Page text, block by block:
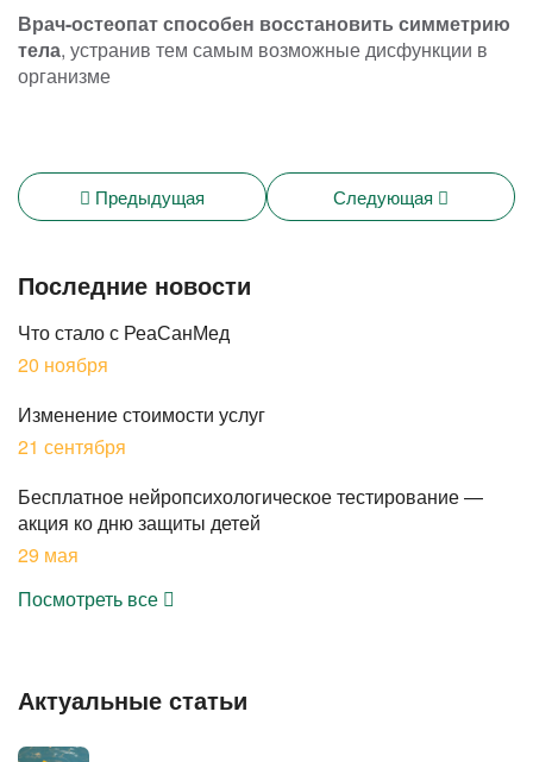
Врач-остеопат способен восстановить симметрию
тела, устранив тем самым возможные дисфункции в
организме
Предыдущая Следующая
Последние новости
Что стало с РеаСанМед
20 ноября
Изменение стоимости услуг
21 сентября
Бесплатное нейропсихологическое тестирование —
акция ко дню защиты детей
29 мая
Посмотреть все
Актуальные статьи